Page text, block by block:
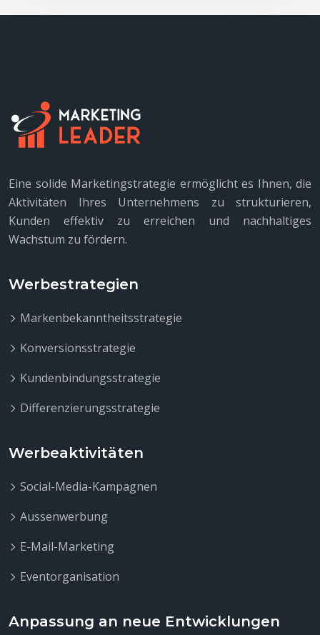
Eine solide Marketingstrategie ermöglicht es Ihnen, die
Aktivitäten Ihres Unternehmens zu strukturieren,
Kunden effektiv zu erreichen und nachhaltiges
Wachstum zu fördern.
Werbestrategien
Markenbekanntheitsstrategie
Konversionsstrategie
Kundenbindungsstrategie
Differenzierungsstrategie
Werbeaktivitäten
Social-Media-Kampagnen
Aussenwerbung
E-Mail-Marketing
Eventorganisation
Anpassung an neue Entwicklungen